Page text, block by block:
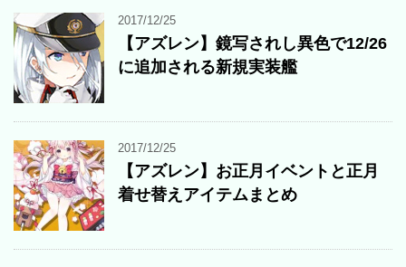
2017/12/25
【アズレン】鏡写されし異色で12/26
に追加される新規実装艦
2017/12/25
【アズレン】お正月イベントと正月
着せ替えアイテムまとめ